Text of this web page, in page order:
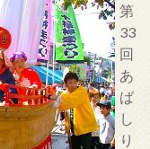
第
33
回
あ
ば
し
り